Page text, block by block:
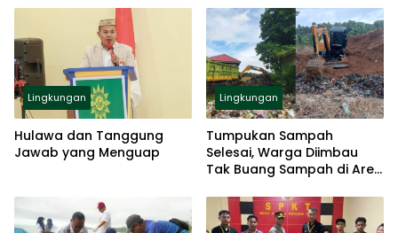
Lingkungan
Hulawa dan Tanggung
Jawab yang Menguap
Lingkungan
Tumpukan Sampah
Selesai, Warga Diimbau
Tak Buang Sampah di Area